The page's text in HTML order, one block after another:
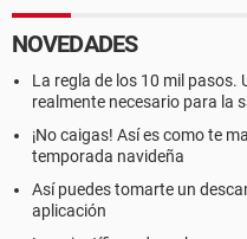
NOVEDADES
La regla de los 10 mil pasos.
realmente necesario para la
¡No caigas! Así es como te
temporada navideña
Así puedes tomarte un
aplicación